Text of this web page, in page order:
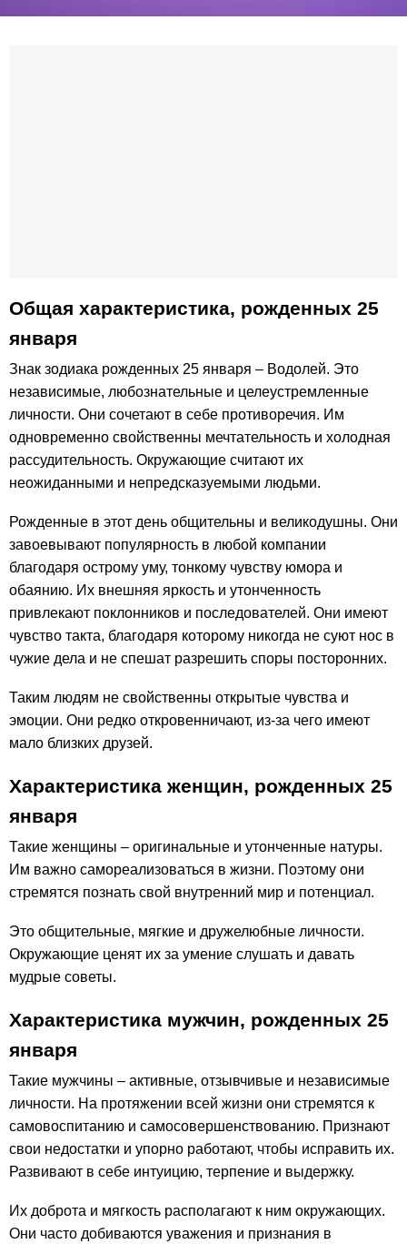
Общая характеристика, рожденных 25
января
Знак зодиака рожденных 25 января – Водолей. Это
независимые, любознательные и целеустремленные
личности. Они сочетают в себе противоречия. Им
одновременно свойственны мечтательность и холодная
рассудительность. Окружающие считают их
неожиданными и непредсказуемыми людьми.
Рожденные в этот день общительны и великодушны. Они
завоевывают популярность в любой компании
благодаря острому уму, тонкому чувству юмора и
обаянию. Их внешняя яркость и утонченность
привлекают поклонников и последователей. Они имеют
чувство такта, благодаря которому никогда не суют нос в
чужие дела и не спешат разрешить споры посторонних.
Таким людям не свойственны открытые чувства и
эмоции. Они редко откровенничают, из-за чего имеют
мало близких друзей.
Характеристика женщин, рожденных 25
января
Такие женщины – оригинальные и утонченные натуры.
Им важно самореализоваться в жизни. Поэтому они
стремятся познать свой внутренний мир и потенциал.
Это общительные, мягкие и дружелюбные личности.
Окружающие ценят их за умение слушать и давать
мудрые советы.
Характеристика мужчин, рожденных 25
января
Такие мужчины – активные, отзывчивые и независимые
личности. На протяжении всей жизни они стремятся к
самовоспитанию и самосовершенствованию. Признают
свои недостатки и упорно работают, чтобы исправить их.
Развивают в себе интуицию, терпение и выдержку.
Их доброта и мягкость располагают к ним окружающих.
Они часто добиваются уважения и признания в